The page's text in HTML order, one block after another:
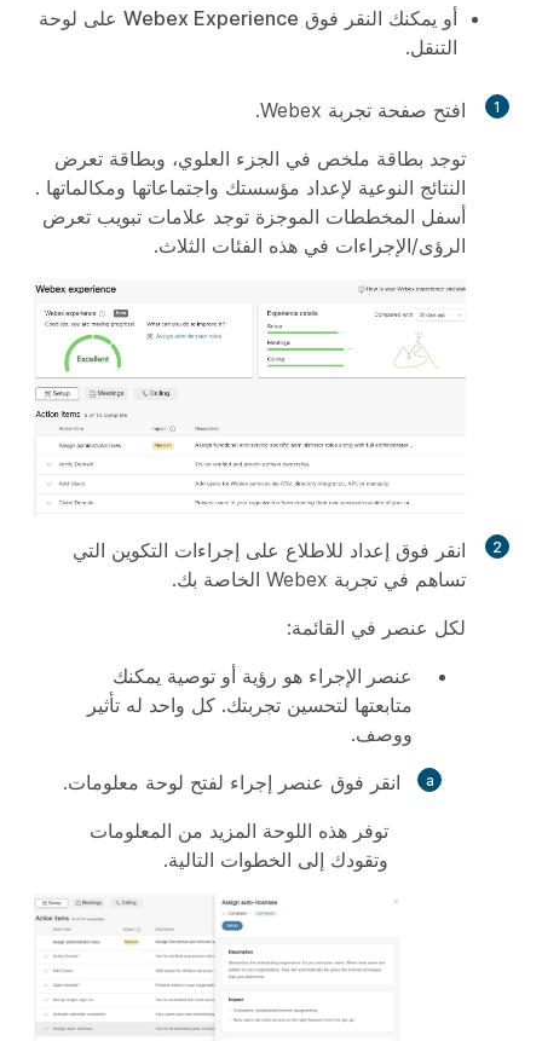
أو يمكنك النقر فوق Webex Experience على لوحة
التنقل.
1
افتح صفحة تجربة Webex.
توجد بطاقة ملخص في الجزء العلوي، وبطاقة تعرض
النتائج النوعية لإعداد مؤسستك واجتماعاتها ومكالماتها .
أسفل المخططات الموجزة توجد علامات تبويب تعرض
الرؤى/الإجراءات في هذه الفئات الثلاث.
2 انقر فوق إعداد للاطلاع على إجراءات التكوين التي
تساهم في تجربة Webex الخاصة بك.
لكل عنصر في القائمة:
عنصر الإجراء هو رؤية أو توصية يمكنك
متابعتها لتحسين تجربتك. كل واحد له تأثير
ووصف.
انقر فوق عنصر إجراء لفتح لوحة معلومات.
توفر هذه اللوحة المزيد من المعلومات
وتقودك إلى الخطوات التالية.